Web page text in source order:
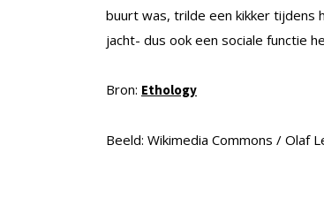
buurt was, trilde een kikker tijdens
jacht- dus ook een sociale functie
Bron: Ethology
Beeld: Wikimedia Commons / Olaf